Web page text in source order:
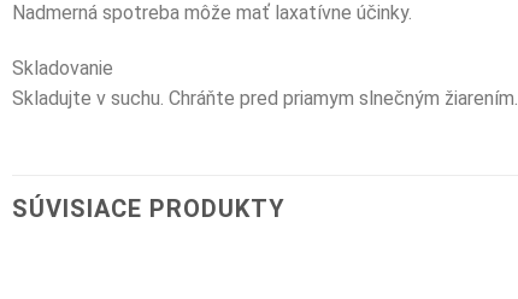
Nadmerná spotreba môže mať laxatívne účinky.
Skladovanie
Skladujte v suchu. Chráňte pred priamym slnečným žiarením.
SÚVISIACE PRODUKTY